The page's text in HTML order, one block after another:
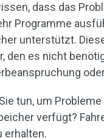
dass das
Programme
unterstützt.
den es nicht
tun, um
verfügt?
erhalten.